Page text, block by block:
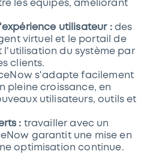
les équipes, améliorant
utilisateur :des
virtuel et le portail de
l'utilisation du système par
clients.
s'adapte facilement
pleine croissance, en
utilisateurs, outils et
: travailler avec un
garantit une mise en
optimisation continue.